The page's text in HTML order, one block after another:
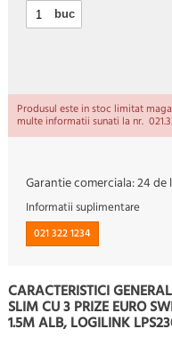
buc
Produsul este in stoc limitat
multe informatii sunati la nr.
Garantie comerciala:24 de
Informatii suplimentare
021 322 1234
CARACTERISTICI
SLIM CU 3 PRIZE EURO
1.5M ALB, LOGILINK